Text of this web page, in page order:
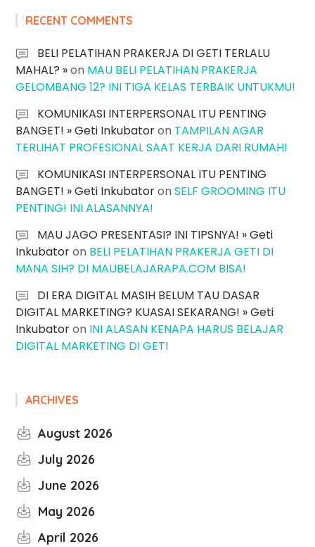
RECENT COMMENTS
BELI PELATIHAN PRAKERJA DI GETI TERLALU
MAHAL? »on MAU BELI PELATIHAN PRAKERJA
GELOMBANG 12? INI TIGA KELAS TERBAIK UNTUKMU!
KOMUNIKASI INTERPERSONAL ITU PENTING
BANGET! » Geti Inkubatoron TAMPILAN AGAR
TERLIHAT PROFESIONAL SAAT KERJA DARI RUMAH!
KOMUNIKASI INTERPERSONAL ITU PENTING
BANGET! » Geti InkubatoronSELF GROOMING ITU
PENTING! INI ALASANNYA!
MAU JAGO PRESENTASI? INI TIPSNYA! » Geti
Inkubatoron BELI PELATIHAN PRAKERJA GETI DI
MANA SIH? DI MAUBELAJARAPA.COM BISA!
DI ERA DIGITAL MASIH BELUM TAU DASAR
DIGITAL MARKETING? KUASAI SEKARANG! » Geti
Inkubatoron INI ALASAN KENAPA HARUS BELAJAR
DIGITAL MARKETING DI GETI
ARCHIVES
August 2026
July 2026
June 2026
May 2026
April 2026